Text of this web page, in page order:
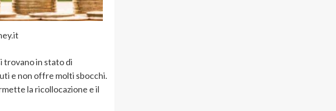
trovano in stato di
e non offre molti sbocchi.
la ricollocazione e il